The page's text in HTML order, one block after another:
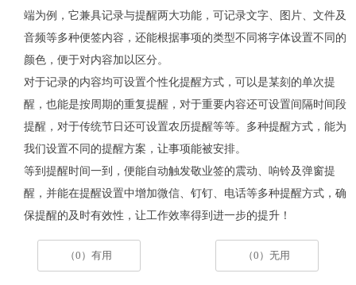
端为例，它兼具记录与提醒两大功能，可记录文字、图片、文件及
音频等多种便签内容，还能根据事项的类型不同将字体设置不同的
颜色，便于对内容加以区分。
对于记录的内容均可设置个性化提醒方式，可以是某刻的单次提
醒，也能是按周期的重复提醒，对于重要内容还可设置间隔时间段
提醒，对于传统节日还可设置农历提醒等等。多种提醒方式，能为
我们设置不同的提醒方案，让事项能被安排。
等到提醒时间一到，便能自动触发敬业签的震动、响铃及弹窗提
醒，并能在提醒设置中增加微信、钉钉、电话等多种提醒方式，确
保提醒的及时有效性，让工作效率得到进一步的提升！
（0）有用 （0）无用